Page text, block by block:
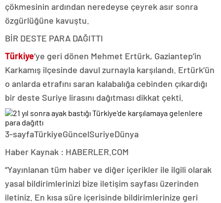
çökmesinin ardından neredeyse çeyrek asır sonra
özgürlüğüne kavuştu.
BİR DESTE PARA DAĞITTI
Türkiye‘ye geri dönen Mehmet Ertürk, Gaziantep’in
Karkamış ilçesinde davul zurnayla karşılandı. Ertürk’ün
o anlarda etrafını saran kalabalığa cebinden çıkardığı
bir deste Suriye lirasını dağıtması dikkat çekti.
3-sayfaTürkiyeGüncelSuriyeDünya
Haber Kaynak : HABERLER.COM
“Yayınlanan tüm haber ve diğer içerikler ile ilgili olarak
yasal bildirimlerinizi bize iletişim sayfası üzerinden
iletiniz. En kısa süre içerisinde bildirimlerinize geri